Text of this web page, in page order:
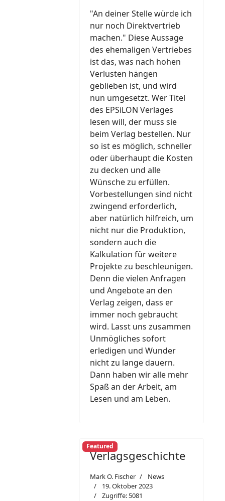
"An deiner Stelle würde ich
nur noch Direktvertrieb
machen." Diese Aussage
des ehemaligen Vertriebes
ist das, was nach hohen
Verlusten hängen
geblieben ist, und wird
nun umgesetzt. Wer Titel
des EPSiLON Verlages
lesen will, der muss sie
beim Verlag bestellen. Nur
so ist es möglich, schneller
oder überhaupt die Kosten
zu decken und alle
Wünsche zu erfüllen.
Vorbestellungen sind nicht
zwingend erforderlich,
aber natürlich hilfreich, um
nicht nur die Produktion,
sondern auch die
Kalkulation für weitere
Projekte zu beschleunigen.
Denn die vielen Anfragen
und Angebote an den
Verlag zeigen, dass er
immer noch gebraucht
wird. Lasst uns zusammen
Unmögliches sofort
erledigen und Wunder
nicht zu lange dauern.
Dann haben wir alle mehr
Spaß an der Arbeit, am
Lesen und am Leben.
Featured
Verlagsgeschichte
Mark O. Fischer
News
19. Oktober 2023
Zugriffe: 5081